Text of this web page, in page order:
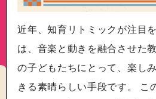
近年、知育リトミックが注目
は、音楽と動きを融合させた
の子どもたちにとって、楽し
きる素晴らしい手段です。 こ